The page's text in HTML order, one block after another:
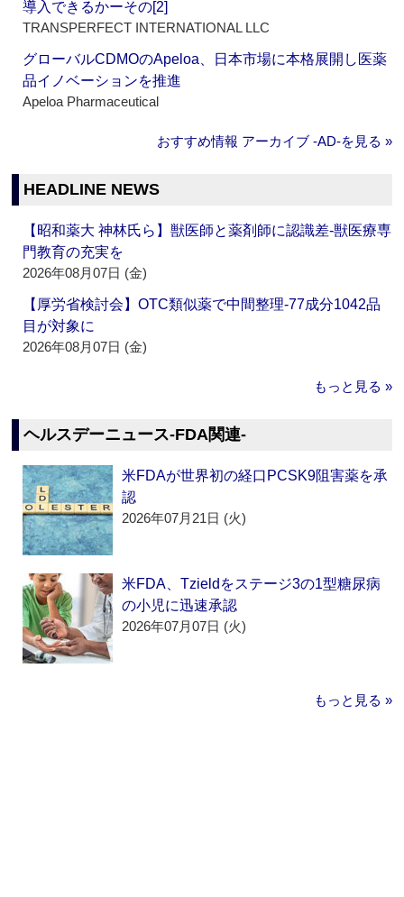
導入できるかーその[2]
TRANSPERFECT INTERNATIONAL LLC
グローバルCDMOのApeloa、日本市場に本格展開し医薬
品イノベーションを推進
Apeloa Pharmaceutical
おすすめ情報 アーカイブ ‐AD‐を見る »
HEADLINE NEWS
【昭和薬大 神林氏ら】獣医師と薬剤師に認識差‐獣医療専
門教育の充実を
2026年08月07日 (金)
【厚労省検討会】OTC類似薬で中間整理‐77成分1042品
目が対象に
2026年08月07日 (金)
もっと見る »
ヘルスデーニュース‐FDA関連‐
米FDAが世界初の経口PCSK9阻害薬を承
認
2026年07月21日 (火)
米FDA、Tzieldをステージ3の1型糖尿病
の小児に迅速承認
2026年07月07日 (火)
もっと見る »